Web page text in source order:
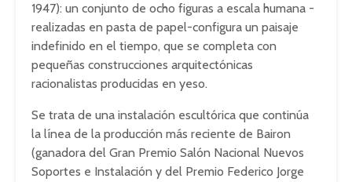
1947): un conjunto de ocho figuras a escala humana -
realizadas en pasta de papel-configura un paisaje
indefinido en el tiempo, que se completa con
pequeñas construcciones arquitectónicas
racionalistas producidas en yeso.
Se trata de una instalación escultórica que continúa
la línea de la producción más reciente de Bairon
(ganadora del Gran Premio Salón Nacional Nuevos
Soportes e Instalación y del Premio Federico Jorge